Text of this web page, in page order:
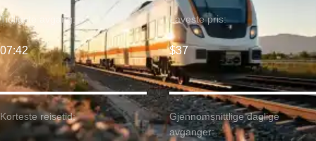
Korteste reisetid:
Tidligste avgang:
07:42
Laveste pris:
$37
Gjennomsnittlige daglige
avganger: